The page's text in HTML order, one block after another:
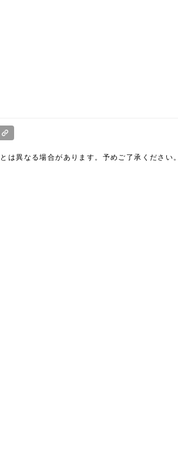
異なる場合があります。予めご了承ください。